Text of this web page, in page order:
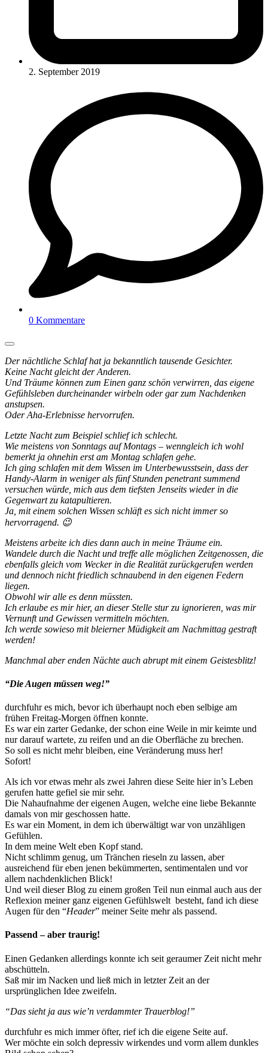
2. September 2019
0 Kommentare
Der nächtliche Schlaf hat ja bekanntlich tausende Gesichter.
Keine Nacht gleicht der Anderen.
Und Träume können zum Einen ganz schön verwirren, das eigene
Gefühlsleben durcheinander wirbeln oder gar zum Nachdenken
anstupsen.
Oder Aha-Erlebnisse hervorrufen.
Letzte Nacht zum Beispiel schlief ich schlecht.
Wie meistens von Sonntags auf Montags – wenngleich ich wohl
bemerkt ja ohnehin erst am Montag schlafen gehe.
Ich ging schlafen mit dem Wissen im Unterbewusstsein, dass der
Handy-Alarm in weniger als fünf Stunden penetrant summend
versuchen würde, mich aus dem tiefsten Jenseits wieder in die
Gegenwart zu katapultieren.
Ja, mit einem solchen Wissen schläft es sich nicht immer so
hervorragend. 😉
Meistens arbeite ich dies dann auch in meine Träume ein.
Wandele durch die Nacht und treffe alle möglichen Zeitgenossen, die
ebenfalls gleich vom Wecker in die Realität zurückgerufen werden
und dennoch nicht friedlich schnaubend in den eigenen Federn
liegen.
Obwohl wir alle es denn müssten.
Ich erlaube es mir hier, an dieser Stelle stur zu ignorieren, was mir
Vernunft und Gewissen vermitteln möchten.
Ich werde sowieso mit bleierner Müdigkeit am Nachmittag gestraft
werden!
Manchmal aber enden Nächte auch abrupt mit einem Geistesblitz!
“Die Augen müssen weg!”
durchfuhr es mich, bevor ich überhaupt noch eben selbige am
frühen Freitag-Morgen öffnen konnte.
Es war ein zarter Gedanke, der schon eine Weile in mir keimte und
nur darauf wartete, zu reifen und an die Oberfläche zu brechen.
So soll es nicht mehr bleiben, eine Veränderung muss her!
Sofort!
Als ich vor etwas mehr als zwei Jahren diese Seite hier in’s Leben
gerufen hatte gefiel sie mir sehr.
Die Nahaufnahme der eigenen Augen, welche eine liebe Bekannte
damals von mir geschossen hatte.
Es war ein Moment, in dem ich überwältigt war von unzähligen
Gefühlen.
In dem meine Welt eben Kopf stand.
Nicht schlimm genug, um Tränchen rieseln zu lassen, aber
ausreichend für eben jenen bekümmerten, sentimentalen und vor
allem nachdenklichen Blick!
Und weil dieser Blog zu einem großen Teil nun einmal auch aus der
Reflexion meiner ganz eigenen Gefühlswelt besteht, fand ich diese
Augen für den “Header” meiner Seite mehr als passend.
Passend – aber traurig!
Einen Gedanken allerdings konnte ich seit geraumer Zeit nicht mehr
abschütteln.
Saß mir im Nacken und ließ mich in letzter Zeit an der
ursprünglichen Idee zweifeln.
“Das sieht ja aus wie’n verdammter Trauerblog!”
durchfuhr es mich immer öfter, rief ich die eigene Seite auf.
Wer möchte ein solch depressiv wirkendes und vorm allem dunkles